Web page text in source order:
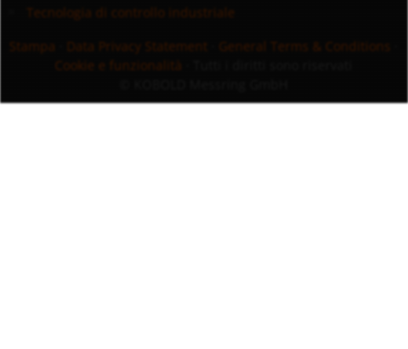
Tecnologia di controllo industriale
Stampa
Data Privacy Statement General Terms & Conditions
Cookie e funzionalità